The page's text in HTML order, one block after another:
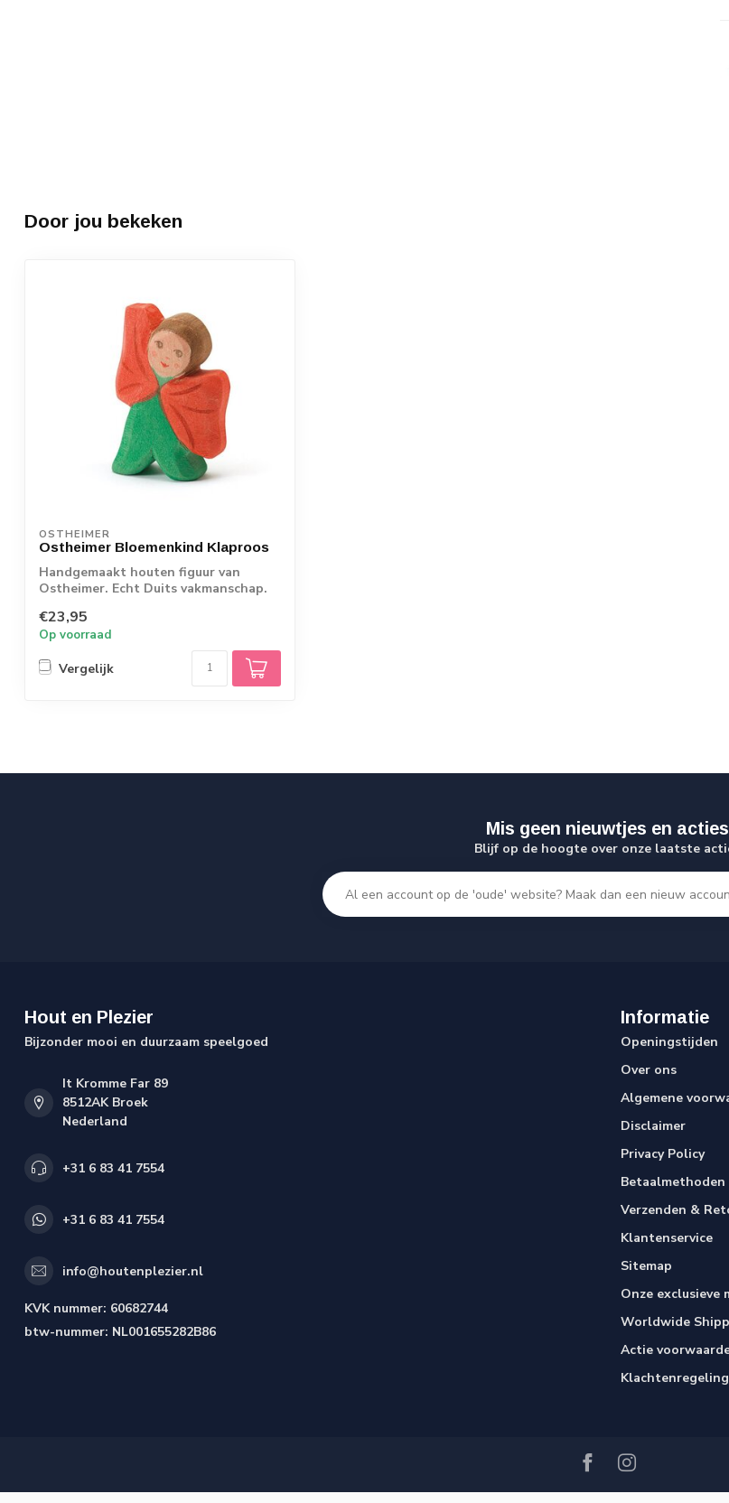
Door jou bekeken
OSTHEIMER
Ostheimer Bloemenkind Klaproos
Handgemaakt houten figuur van
Ostheimer. Echt Duits vakmanschap.
€23,95
Op voorraad
Vergelijk
Mis geen nieuwtjes en acties
Blijf op de hoogte over onze laatste
Hout en Plezier
Bijzonder mooi en duurzaam speelgoed
It Kromme Far 89
8512AK Broek
Nederland
+31 6 83 41 7554
+31 6 83 41 7554
info@houtenplezier.nl
KVK nummer: 60682744
btw-nummer: NL001655282B86
Informatie
Openingstijden
Over ons
Algemene
Disclaimer
Privacy Policy
Betaalmethoden
Verzenden &
Klantenservice
Sitemap
Onze exclusieve
Worldwide
Actie
Klachtenregeling